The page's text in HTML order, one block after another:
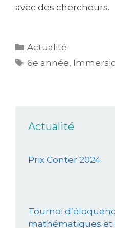
avec des chercheurs.
Actualité
6e année,
Actualité
Prix Conter 2024
Tournoi
mathématiques et